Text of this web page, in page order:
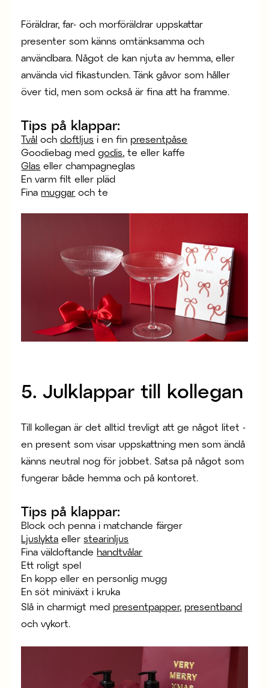
Föräldrar, far- och morföräldrar uppskattar
presenter som känns omtänksamma och
användbara. Något de kan njuta av hemma, eller
använda vid fikastunden. Tänk gåvor som håller
över tid, men som också är fina att ha framme.
Tips på klappar:
Tvål ochdoftljus i en fin presentpåse
Goodiebag medgodis, te eller kaffe
Glas eller champagneglas
En varm filt eller pläd
Fina muggar och te
5. Julklappar till kollegan
Till kollegan är det alltid trevligt att ge något litet -
en present som visar uppskattning men som ändå
känns neutral nog för jobbet. Satsa på något som
fungerar både hemma och på kontoret.
Tips på klappar:
Block och penna i matchande färger
Ljuslykta ellerstearinljus
Fina väldoftande handtvålar
Ett roligt spel
En kopp eller en personlig mugg
En söt miniväxt i kruka
Slå in charmigt med presentpapper, presentband
och vykort.